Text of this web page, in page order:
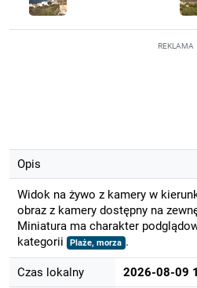
REKLAMA
Opis
Widok na żywo z kamery w
obraz z kamery dostępny na
Miniatura ma charakter
kategorii
Plaże, morza .
Czas lokalny 2026-08-09